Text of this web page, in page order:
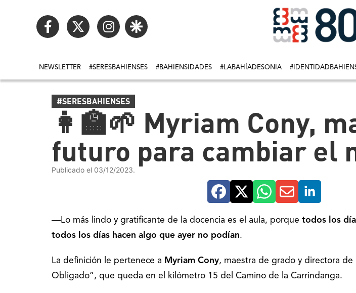
NEWSLETTER #SERESBAHIENSES #BAHIENSIDADES #LABAHÍADESONIA
#SERESBAHIENSES
👩‍🏫🌱 Myriam Cony,
futuro para cambiar el
Publicado el 03/12/2023.
―Lo más lindo y gratificante de la docencia es el aula, porque todos los
todos los días hacen algo que ayer no podían.
La definición le pertenece a Myriam Cony, maestra de grado y directora de
Obligado”, que queda en el kilómetro 15 del Camino de la Carrindanga.